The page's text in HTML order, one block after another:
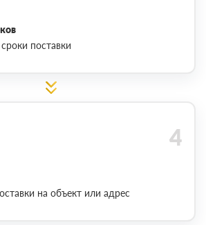
поставки
на объект или адрес